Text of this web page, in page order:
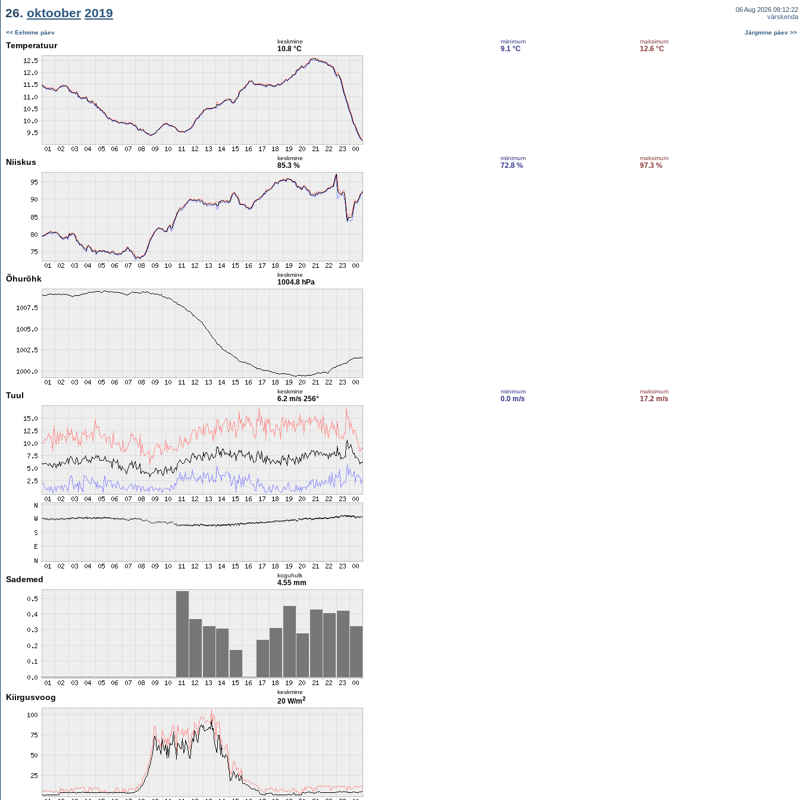
26. oktoober 2019
06 Aug 2026 09:12:22
värskenda
<< Eelmine päev Järgmine päev >>
Temperatuur keskmine
10.8 °C
miinimum
9.1 °C
maksimum
12.6 °C
Niiskus keskmine
85.3 %
miinimum
72.8 %
maksimum
97.3 %
Õhurõhk keskmine
1004.8 hPa
Tuul keskmine
6.2 m/s 256°
miinimum
0.0 m/s
maksimum
17.2 m/s
Sademed koguhulk
4.55 mm
Kiirgusvoog
keskmine
20 W/m2